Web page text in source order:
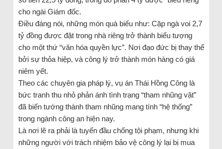
cho ngài Giám đốc.
Điều đáng nói, những món quà biếu như: Cặp ngà voi 2,7
tỷ đồng được đặt trong nhà riêng trở thành biểu tượng
cho một thứ “văn hóa quyền lực”. Nơi đạo đức bị thay thế
bởi sự thỏa hiệp, và công lý trở thành món hàng có giá
niêm yết.
Theo các chuyên gia pháp lý, vụ án Thái Hồng Công là
bức tranh thu nhỏ phản ánh tình trạng “tham nhũng vặt”
đã biến tướng thành tham nhũng mang tính “hệ thống”
trong ngành công an hiện nay.
Là nơi lẽ ra phải là tuyến đầu chống tội phạm, nhưng khi
những người với trách nhiệm bảo vệ công lý lại bị mua